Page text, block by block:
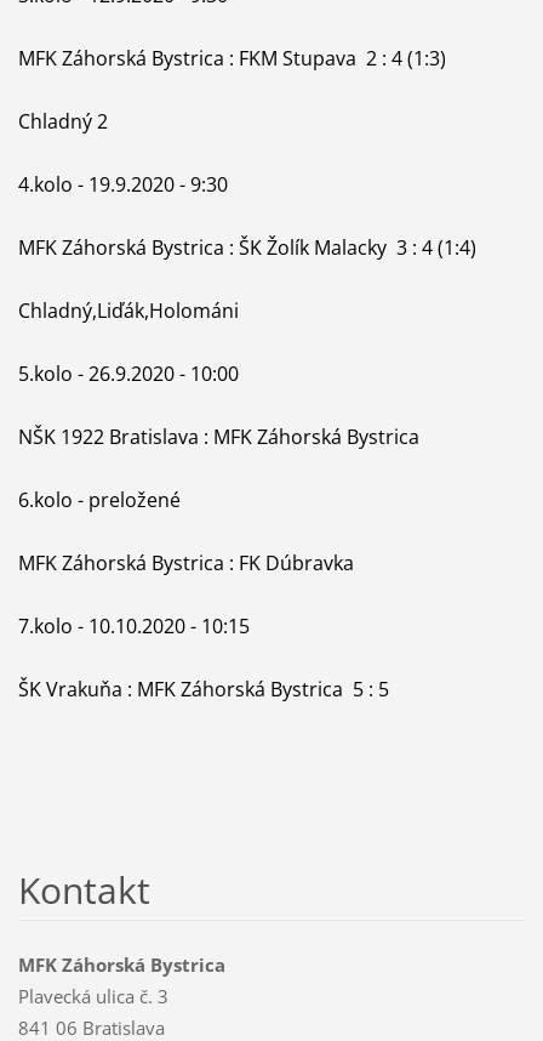
MFK Záhorská Bystrica : FKM Stupava 2 : 4 (1:3)
Chladný 2
4.kolo - 19.9.2020 - 9:30
MFK Záhorská Bystrica : ŠK Žolík Malacky 3 : 4 (1:4)
Chladný,Liďák,Holománi
5.kolo - 26.9.2020 - 10:00
NŠK 1922 Bratislava : MFK Záhorská Bystrica
6.kolo - preložené
MFK Záhorská Bystrica : FK Dúbravka
7.kolo - 10.10.2020 - 10:15
ŠK Vrakuňa : MFK Záhorská Bystrica 5 : 5
Kontakt
MFK Záhorská Bystrica
Plavecká ulica č. 3
841 06 Bratislava